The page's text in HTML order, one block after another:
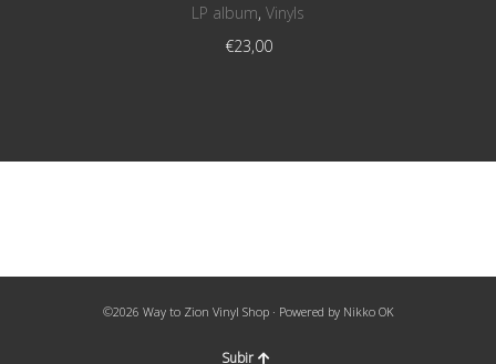
LP album, Vinyls
€23,00
©2026 Way to Zion Vinyl Shop · Powered by Nikko OK
Subir